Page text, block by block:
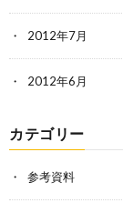
2012年7月
2012年6月
カテゴリー
参考資料